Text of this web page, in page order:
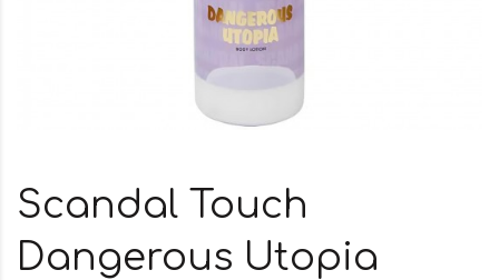
Scandal Touch
Dangerous Utopia